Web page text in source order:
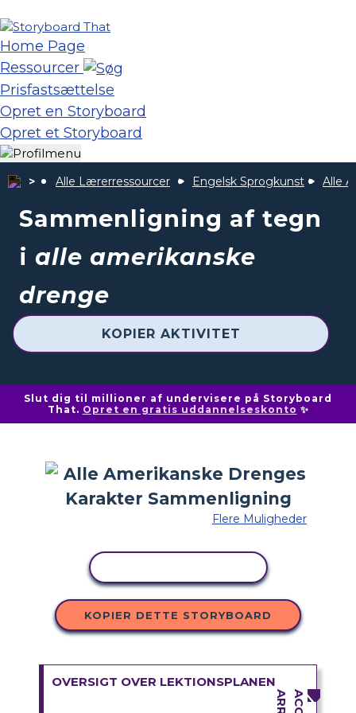
Home Page
Ressourcer
Prisfastsættelse
Opret en Storyboard
Opret et Storyboard
Alle Lærerressourcer Engelsk Sprogkunst Alle
Sammenligning af tegn
i alle amerikanske
drenge
KOPIER AKTIVITET
Slut dig til millioner af undervisere på Storyboard
That. Opret en gratis uddannelseskonto ✨
Flere Muligheder
KOPIER DETTE STORYBOARD
OVERSIGT OVER LEKTIONSPLANEN